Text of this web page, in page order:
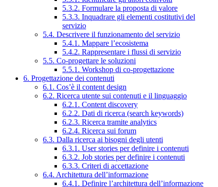
5.3.2. Formulare la proposta di valore
5.3.3. Inquadrare gli elementi costitutivi del
servizio
5.4. Descrivere il funzionamento del servizio
5.4.1. Mappare l’ecosistema
5.4.2. Rappresentare i flussi di servizio
5.5. Co-progettare le soluzioni
5.5.1. Workshop di co-progettazione
6. Progettazione dei contenuti
6.1. Cos’è il content design
6.2. Ricerca utente sui contenuti e il linguaggio
6.2.1. Content discovery
6.2.2. Dati di ricerca (search keywords)
6.2.3. Ricerca tramite analytics
6.2.4. Ricerca sui forum
6.3. Dalla ricerca ai bisogni degli utenti
6.3.1. User stories per definire i contenuti
6.3.2. Job stories per definire i contenuti
6.3.3. Criteri di accettazione
6.4. Architettura dell’informazione
6.4.1. Definire l’architettura dell’informazione